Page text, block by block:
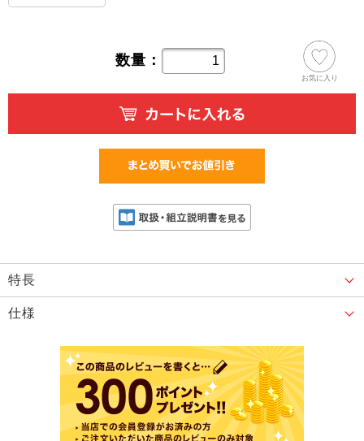
数量：
お気に入り
特長
仕様